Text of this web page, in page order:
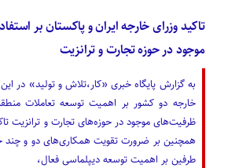
تاکید وزرای خارجه ایران و پاکستان بر
موجود در حوزه‌ تجارت و ترانزیت
به گزارش پایگاه خبری «کار،تلاش و تولید» در
خارجه دو کشور بر اهمیت توسعه تعاملات
ظرفیت‌های موجود در حوزه‌های تجارت و ترانزیت
همچنین بر ضرورت تقویت همکاری‌های دو و چند
طرفین بر اهمیت توسعه دیپلماسی فعال،